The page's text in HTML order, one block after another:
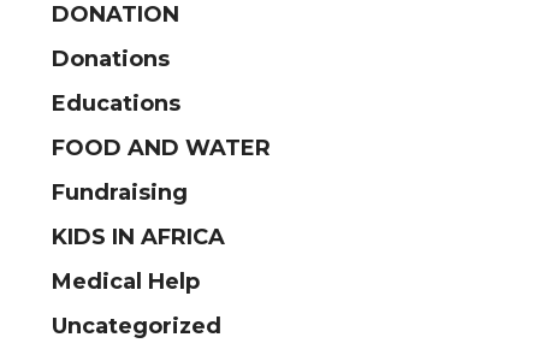
DONATION
Donations
Educations
FOOD AND WATER
Fundraising
KIDS IN AFRICA
Medical Help
Uncategorized